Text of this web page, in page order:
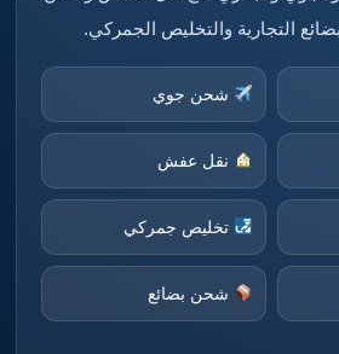
التجارية والتخليص الجمركي.
شحن جوي
نقل عفش
تخليص جمركي
شحن بضائع